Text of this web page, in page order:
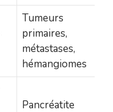
Tumeurs
primaires,
métastases,
hémangiomes
Pancréatite